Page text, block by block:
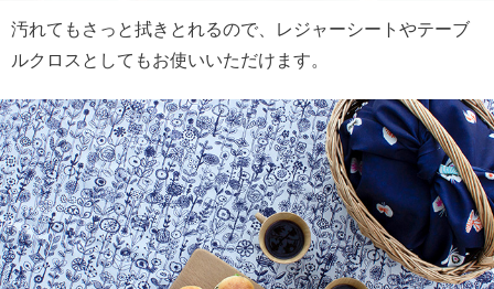
汚れてもさっと拭きとれるので、レジャーシートやテーブ
ルクロスとしてもお使いいただけます。